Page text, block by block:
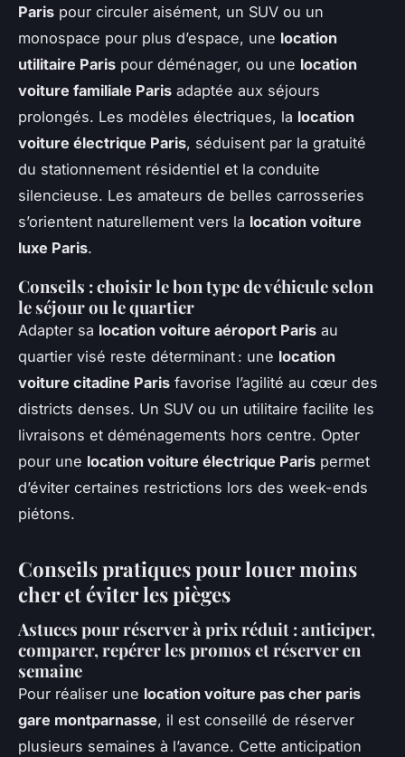
Paris pour circuler aisément, un SUV ou un
monospace pour plus d’espace, une location
utilitaire Paris pour déménager, ou une location
voiture familiale Paris adaptée aux séjours
prolongés. Les modèles électriques, la location
voiture électrique Paris, séduisent par la gratuité
du stationnement résidentiel et la conduite
silencieuse. Les amateurs de belles carrosseries
s’orientent naturellement vers la location voiture
luxe Paris.
Conseils : choisir le bon type de véhicule selon
le séjour ou le quartier
Adapter sa location voiture aéroport Paris au
quartier visé reste déterminant : une location
voiture citadine Paris favorise l’agilité au cœur des
districts denses. Un SUV ou un utilitaire facilite les
livraisons et déménagements hors centre. Opter
pour une location voiture électrique Paris permet
d’éviter certaines restrictions lors des week-ends
piétons.
Conseils pratiques pour louer moins
cher et éviter les pièges
Astuces pour réserver à prix réduit : anticiper,
comparer, repérer les promos et réserver en
semaine
Pour réaliser une location voiture pas cher paris
gare montparnasse, il est conseillé de réserver
plusieurs semaines à l’avance. Cette anticipation